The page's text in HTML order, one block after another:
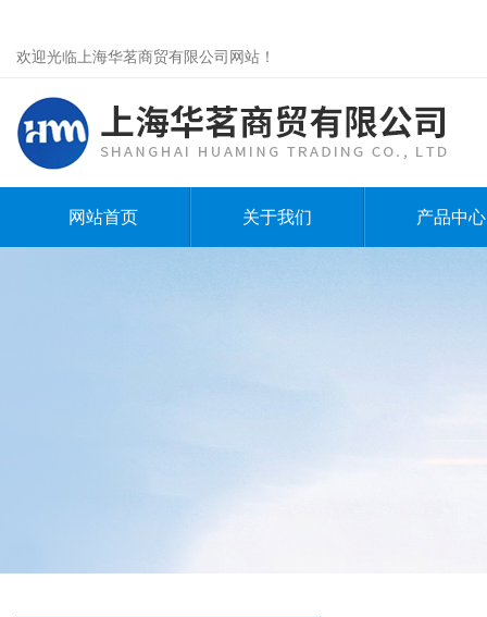
欢迎光临上海华茗商贸有限公司网站！
网站首页 关于我们 产品中心